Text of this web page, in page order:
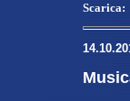
Scarica: